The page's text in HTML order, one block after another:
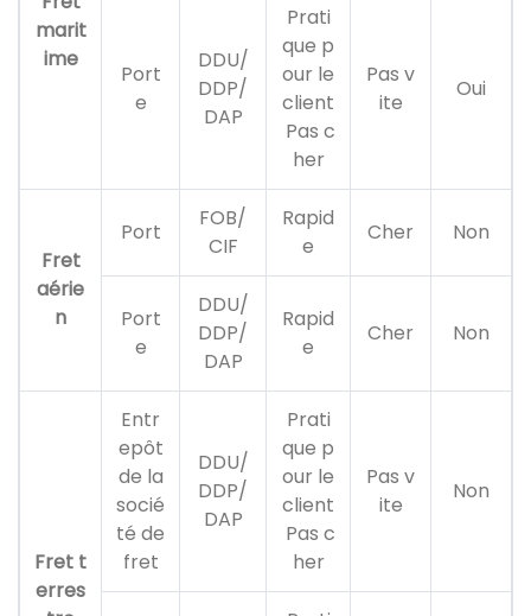
marit
ime
Port
e
DDU/
DDP/
DAP
Prati
que p
our le
client
Pas c
her
Pas v
ite
Oui
Fret
aérie
n
Port
FOB/
CIF
Rapid
e
Cher Non
Port
e
DDU/
DDP/
DAP
Rapid
e
Cher Non
Fret t
erres
Entr
epôt
de la
socié
té de
fret
DDU/
DDP/
DAP
Prati
que p
our le
client
Pas c
her
Pas v
ite
Non